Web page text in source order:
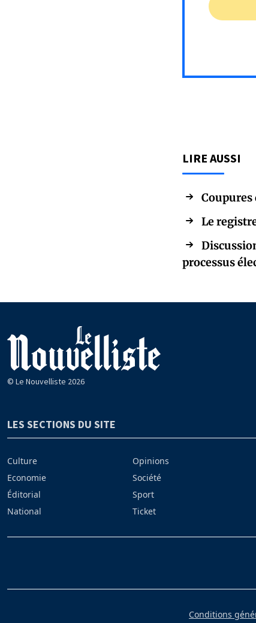
LIRE AUSSI
Coupures
Le
processus
© Le Nouvelliste 2026
LES SECTIONS DU SITE
Culture
Economie
Éditorial
National
Opinions
Société
Sport
Ticket
Conditions